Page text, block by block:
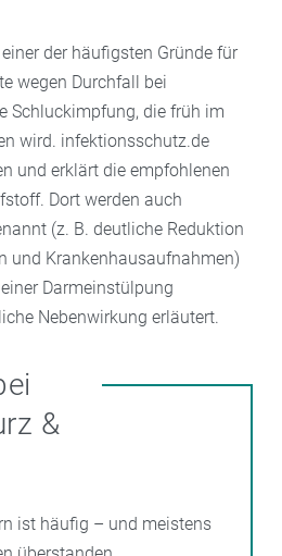
der häufigsten Gründe für
wegen Durchfall bei
Schluckimpfung, die früh im
wird. infektionsschutz.de
und erklärt die empfohlenen
Dort werden auch
(z. B. deutliche Reduktion
und Krankenhausaufnahmen)
Darmeinstülpung
Nebenwirkung erläutert.
&
ist häufig – und meistens